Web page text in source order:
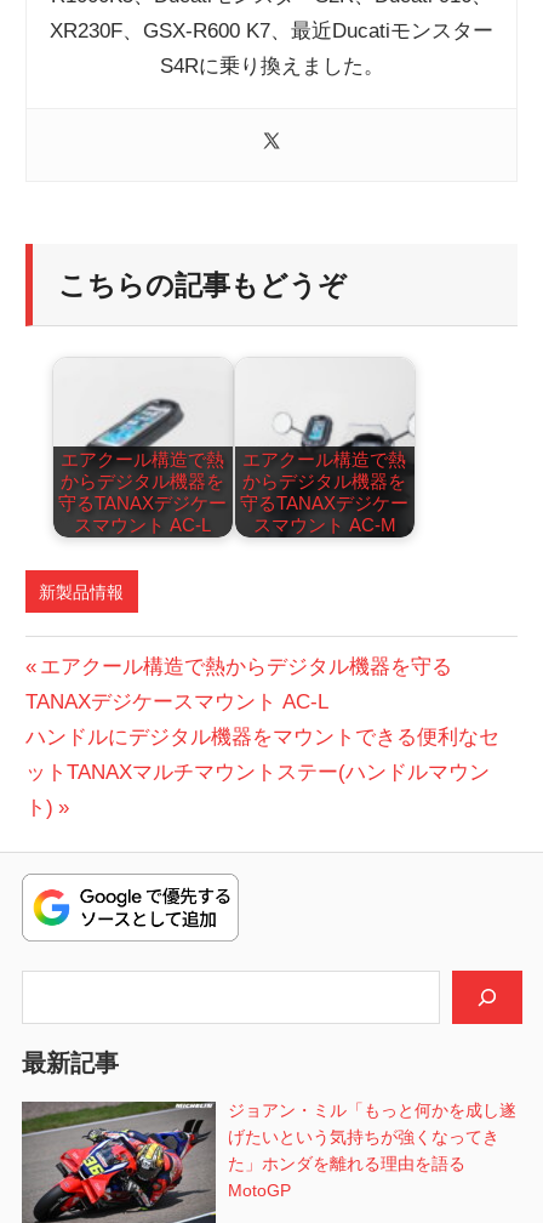
XR230F、GSX-R600 K7、最近Ducatiモンスター
S4Rに乗り換えました。
こちらの記事もどうぞ
エアクール構造で熱
からデジタル機器を
守るTANAXデジケー
スマウント AC-L
エアクール構造で熱
からデジタル機器を
守るTANAXデジケー
スマウント AC-M
新製品情報
投
稿
ナ
ビ
ゲ
ー
ン
前
の
投
稿:
エアクール構造で熱からデジタル機器を守る
TANAXデジケースマウント AC-L
次
の
投
ハンドルにデジタル機器をマウントできる便利なセ
ットTANAXマルチマウントステー(ハンドルマウン
ト)
最新記事
ジョアン・ミル「もっと何かを成し遂
げたいという気持ちが強くなってき
た」ホンダを離れる理由を語る
MotoGP